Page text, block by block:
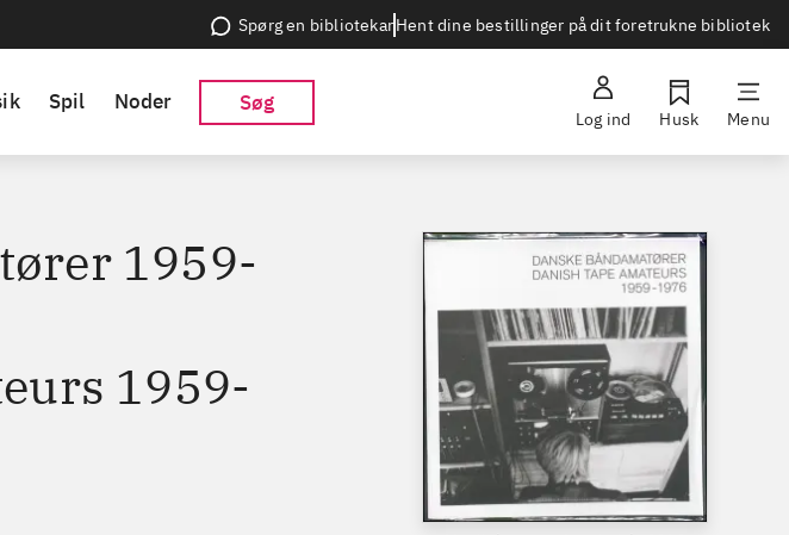
Spørg en bibliotekarHent dine bestillinger på dit foretrukne bibliotek
Spil Noder Søg
Log ind Husk Menu
1959-
1959-